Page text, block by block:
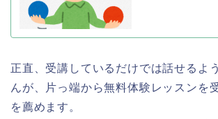
正直、受講しているだけでは話せるよ
んが、片っ端から無料体験レッスンを
を薦めます。